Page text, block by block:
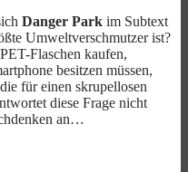
Danger Park im Subtext
Umweltverschmutzer ist?
Flaschen kaufen,
besitzen müssen,
für einen skrupellosen
diese Frage nicht
an…